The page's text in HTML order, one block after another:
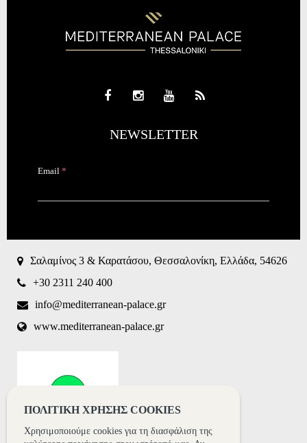
NEWSLETTER
Email *
question is
whether or
not you are
a human
visitor and
automated
Σαλαμίνος 3 & Καρατάσου, Θεσσαλονίκη, Ελλάδα, 54626
+30 2311 240 400
info@mediterranean-palace.gr
www.mediterranean-palace.gr
ΠΟΛΙΤΙΚΗ ΧΡΗΣΗΣ COOKIES
Χρησιμοποιούμε cookies για τη διασφάλιση της